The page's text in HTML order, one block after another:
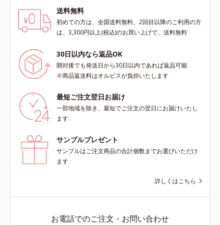
送料無料
初めての方は、全国送料無料、2回目以降のご利用の方
は、3,300円以上(税込)のお買い上げで、送料無料
30日以内なら返品OK
開封後でも発送日から30日以内であれば返品可能
※商品返送料はオルビスが負担いたします
最短ご注文翌日お届け
一部地域を除き、最短でご注文の翌日にお届けいたし
ます
サンプルプレゼント
サンプルはご注文商品の合計個数までお選びいただけ
ます
詳しくはこちら
お電話でのご注文・お問い合わせ